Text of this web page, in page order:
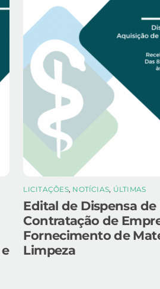
LICITAÇÕES, NOTÍCIAS, ÚLTIMAS
Edital de Dispensa de
Contratação de
Fornecimento de
Limpeza